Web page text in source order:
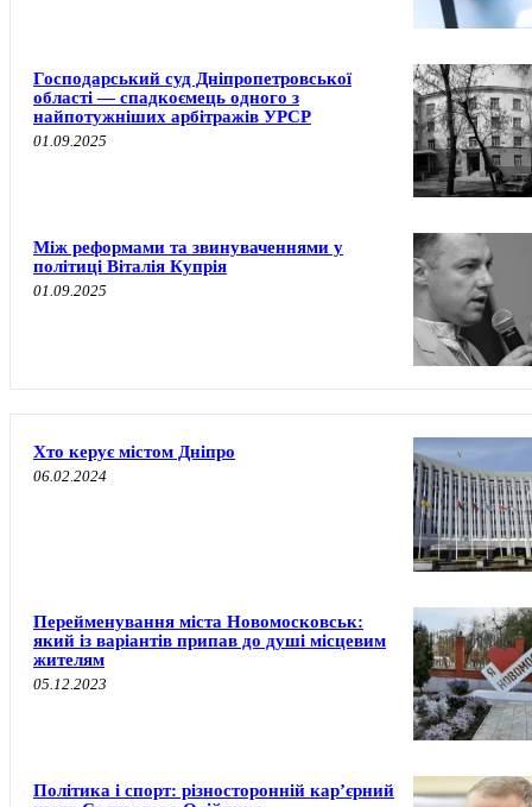
Господарський суд Дніпропетровської
області — спадкоємець одного з
найпотужніших арбітражів УРСР
01.09.2025
Між реформами та звинуваченнями у
політиці Віталія Купрія
01.09.2025
Хто керує містом Дніпро
06.02.2024
Перейменування міста Новомосковськ:
який із варіантів припав до душі місцевим
жителям
05.12.2023
Політика і спорт: різносторонній кар’єрний